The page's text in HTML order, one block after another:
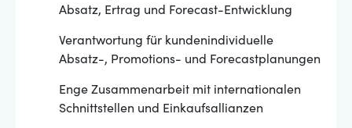
Absatz, Ertrag und Forecast-Entwicklung
Verantwortung für kundenindividuelle
Absatz-, Promotions- und Forecastplanungen
Enge Zusammenarbeit mit internationalen
Schnittstellen und Einkaufsallianzen